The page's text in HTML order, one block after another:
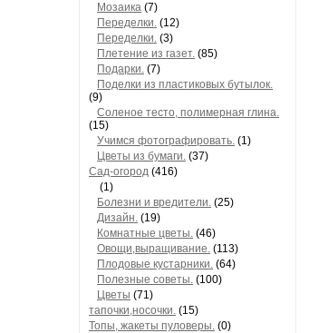
Мозаика (7)
Переделки. (12)
Переделки. (3)
Плетение из газет. (85)
Подарки. (7)
Поделки из пластиковых бутылок.
(9)
Соленое тесто, полимерная глина.
(15)
Учимся фотографировать. (1)
Цветы из бумаги. (37)
Сад-огород (416)
(1)
Болезни и вредители. (25)
Дизайн. (19)
Комнатные цветы. (46)
Овощи,выращивание. (113)
Плодовые кустарники. (64)
Полезные советы. (100)
Цветы (71)
тапочки,носочки. (15)
Топы, жакеты пуловеры. (0)